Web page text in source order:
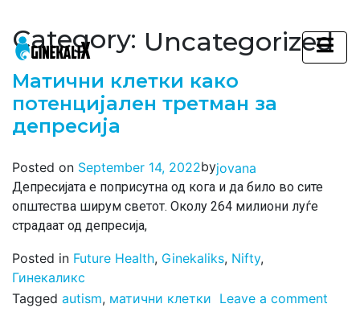
Main Navigation
Category: Uncategorized
Матични клетки како
потенцијален третман за
депресија
Posted on September 14, 2022byjovana
Депресијата е поприсутна од кога и да било во сите
општества ширум светот. Околу 264 милиони луѓе
страдаат од депресија,
Posted in Future Health, Ginekaliks, Nifty,
Гинекаликс
Tagged autism, матични клетки Leave a comment